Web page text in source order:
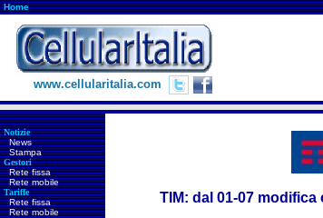
Home
www.cellularitalia.com
Notizie
News
Stampa
Gestori
Rete fissa
Rete mobile
Tariffe
Rete fissa
Rete mobile
TIM: dal 01-07